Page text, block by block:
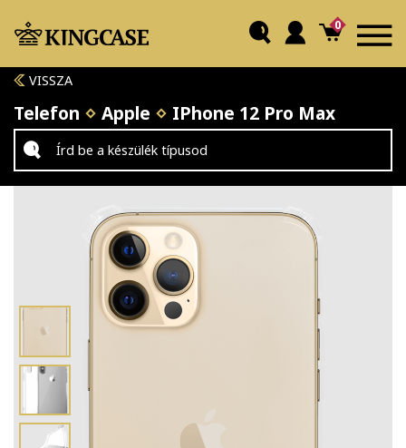
0
VISSZA
Telefon Apple IPhone 12 Pro Max